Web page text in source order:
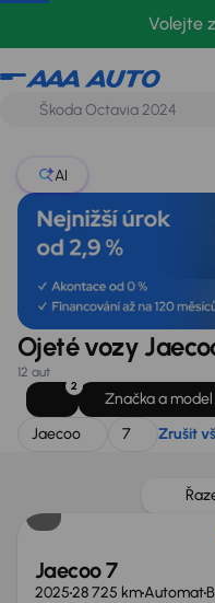
Volejte
Jaecoo
AI
Ojeté vozy
12 aut
2
Značka a model
Jaecoo
7 Zrušit
Možnost odpočtu DPH
Jaecoo 7
202528 725 kmAutomat